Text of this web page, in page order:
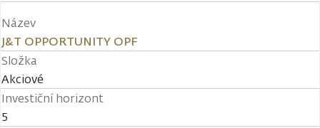
Název
J&T OPPORTUNITY OPF
Složka
Akciové
Investiční horizont
5